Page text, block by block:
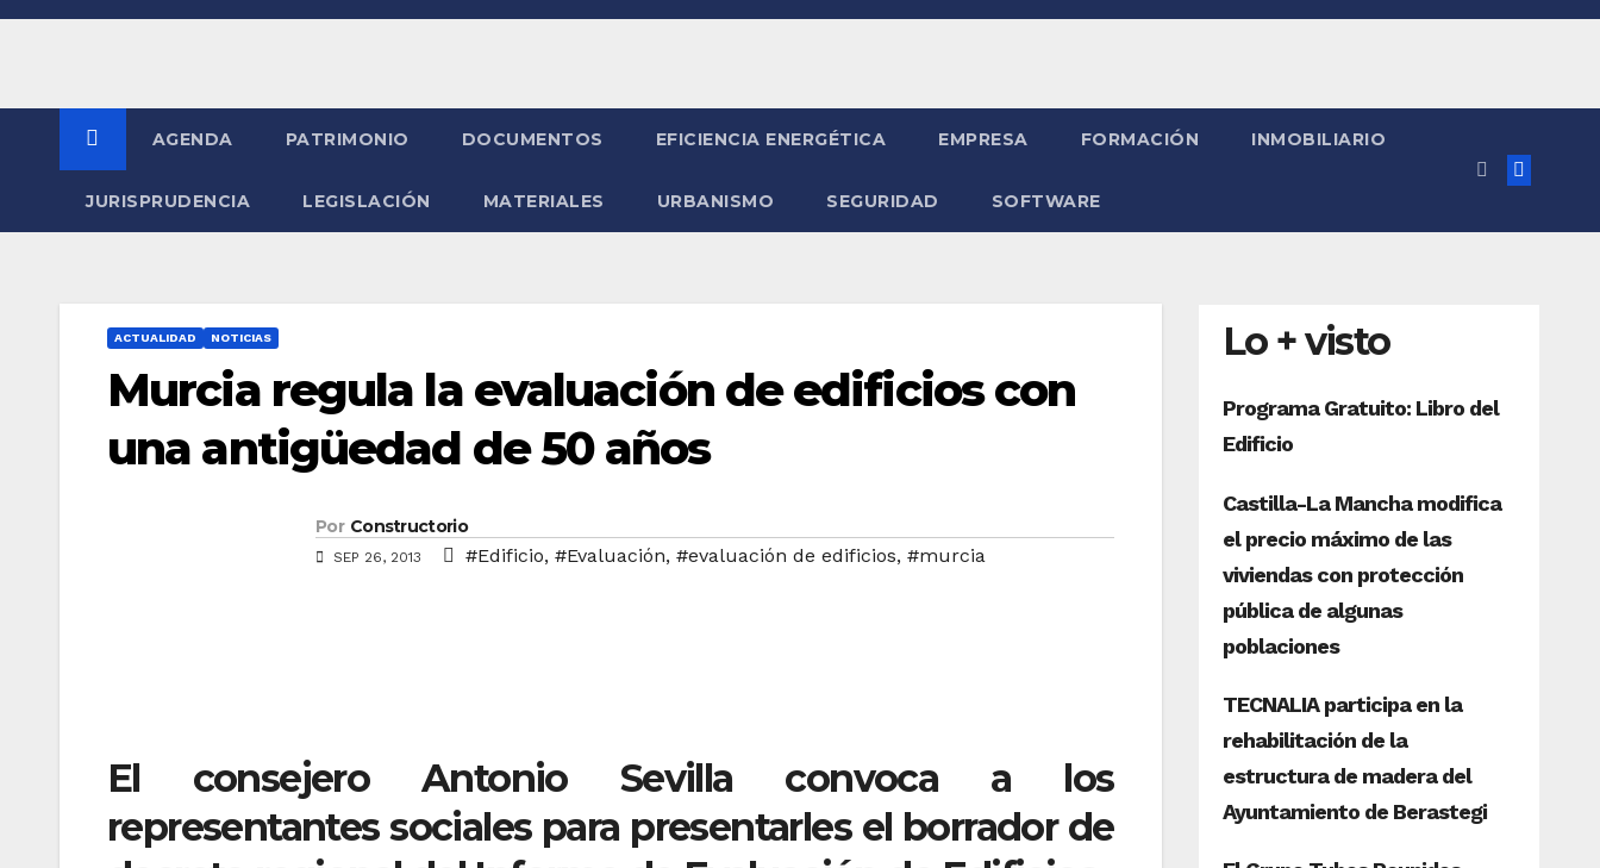
Saltar
AGENDA PATRIMONIO DOCUMENTOS EFICIENCIA ENERGÉTICA EMPRESA FORMACIÓN INMOBILIARIO
JURISPRUDENCIA LEGISLACIÓN MATERIALES URBANISMO SEGURIDAD SOFTWARE
ACTUALIDAD NOTICIAS
Murcia regula la evaluación de edificios con
una antigüedad de 50 años
Por Constructorio
SEP 26, 2013 #Edificio, #Evaluación, #evaluación de edificios, #murcia
El consejero Antonio Sevilla convoca a los
representantes sociales para presentarles el borrador de
Lo + visto